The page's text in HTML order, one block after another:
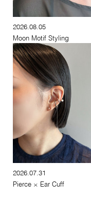
2026.08.05
Moon Motif Styling
2026.07.31
Pierce × Ear Cuff